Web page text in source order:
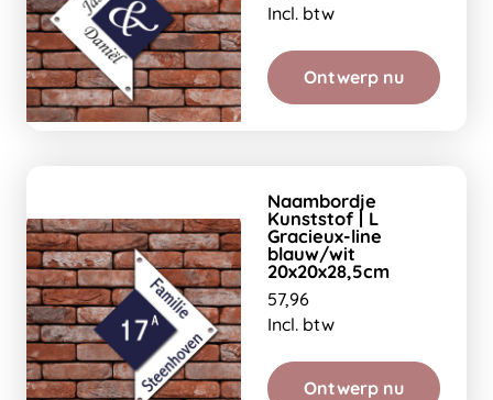
Incl. btw
Ontwerp nu
Naambordje
Kunststof | L
Gracieux-line
blauw/wit
20x20x28,5cm
57,96
Incl. btw
Ontwerp nu